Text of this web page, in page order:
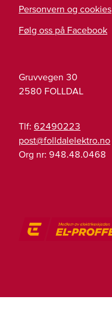
Gruvvegen 30
2580 FOLLDAL
Tlf: 62490223
on.ortkeleladllof@tsop
Org nr: 948.48.0468
Personvern og cookies
Følg oss på Facebook